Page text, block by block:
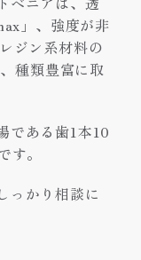
」、強度が非
ジン系材料の
種類豊富に取
である歯1本10
。
っかり相談に